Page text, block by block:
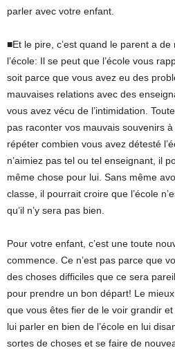
parler avec votre enfant.
■Et le pire, c’est quand le parent a
l’école: Il se peut que l’école vous
soit parce que vous avez eu des
mauvaises relations avec des
vous avez vécu de l’intimidation.
pas raconter vos mauvais souvenirs
répéter combien vous avez détesté
n’aimiez pas tel ou tel enseignant, il
même chose pour lui. Sans même
classe, il pourrait croire que l’école
qu’il n’y sera pas bien.
Pour votre enfant, c’est une toute
commence. Ce n’est pas parce que
des choses difficiles que ce sera
pour prendre un bon départ! Le
que vous êtes fier de le voir grandir et
lui parler en bien de l’école en lui
sortes de choses et se faire de